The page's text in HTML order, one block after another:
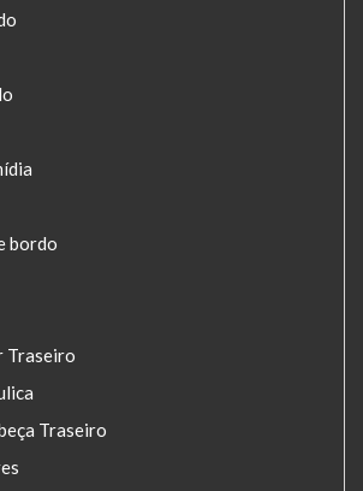
bordo
Traseiro
Traseiro